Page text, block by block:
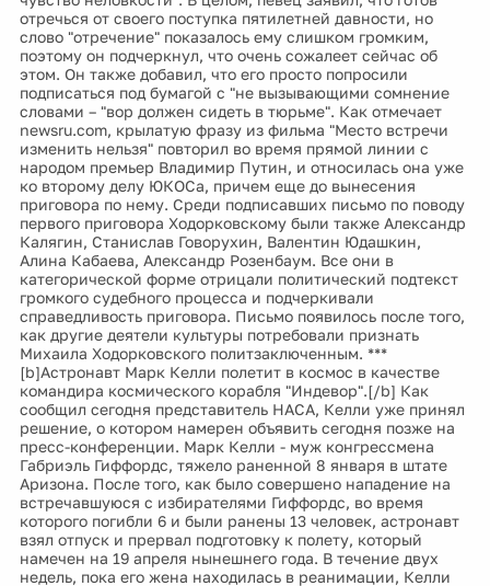
отречься от своего поступка пятилетней давности, но
слово "отречение" показалось ему слишком громким,
поэтому он подчеркнул, что очень сожалеет сейчас об
этом. Он также добавил, что его просто попросили
подписаться под бумагой с "не вызывающими сомнение
словами – "вор должен сидеть в тюрьме". Как отмечает
newsru.com, крылатую фразу из фильма "Место встречи
изменить нельзя" повторил во время прямой линии с
народом премьер Владимир Путин, и относилась она уже
ко второму делу ЮКОСа, причем еще до вынесения
приговора по нему. Среди подписавших письмо по поводу
первого приговора Ходорковскому были также Александр
Калягин, Станислав Говорухин, Валентин Юдашкин,
Алина Кабаева, Александр Розенбаум. Все они в
категорической форме отрицали политический подтекст
громкого судебного процесса и подчеркивали
справедливость приговора. Письмо появилось после того,
как другие деятели культуры потребовали признать
Михаила Ходорковского политзаключенным. ***
[b]Астронавт Марк Келли полетит в космос в качестве
командира космического корабля "Индевор".[/b] Как
сообщил сегодня представитель НАСА, Келли уже принял
решение, о котором намерен объявить сегодня позже на
пресс-конференции. Марк Келли - муж конгрессмена
Габриэль Гиффордс, тяжело раненной 8 января в штате
Аризона. После того, как было совершено нападение на
встречавшуюся с избирателями Гиффордс, во время
которого погибли 6 и были ранены 13 человек, астронавт
взял отпуск и прервал подготовку к полету, который
намечен на 19 апреля нынешнего года. В течение двух
недель, пока его жена находилась в реанимации, Келли